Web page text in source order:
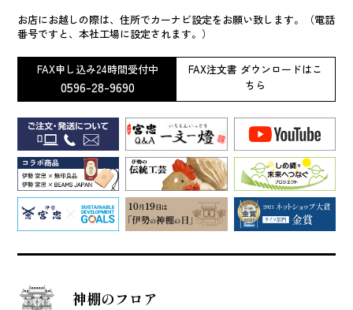
お店にお越しの際は、住所でカーナビ設定をお願い致します。（電話
番号ですと、本社工場に設定されます。）
FAX申し込み24時間受付中
0596-28-9690
FAX注文書 ダウンロードはこ
ちら
神棚のフロア